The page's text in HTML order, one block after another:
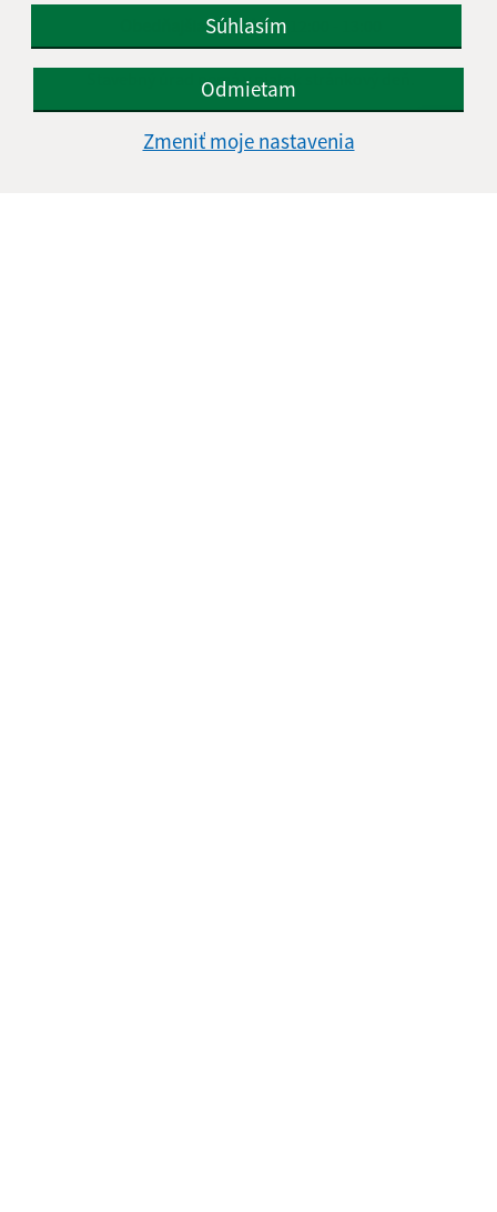
Súhlasím
Odmietam
Zmeniť moje nastavenia
Obedňajšia prestávka:
Stavebný úrad nemá v piatok stránkový deň.
Kontakt: